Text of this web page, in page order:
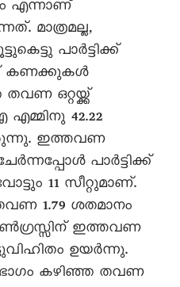
എന്നാണ്
മാത്രമല്ല,
പാര്‍ട്ടിക്ക്
കണക്കുകള്‍
ഒറ്റയ്ക്ക്
42.22
ഇത്തവണ
പാര്‍ട്ടിക്ക്
11 സീറ്റുമാണ്.
1.79 ശതമാനം
ഇത്തവണ
ഉയര്‍ന്നു.
കഴിഞ്ഞ തവണ